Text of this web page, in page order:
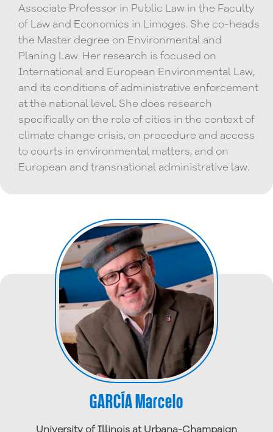
Associate Professor in Public Law in the Faculty
of Law and Economics in Limoges. She co-heads
the Master degree on Environmental and
Planing Law. Her research is focused on
International and European Environmental Law,
and its conditions of administrative enforcement
at the national level. She does research
specifically on the role of cities in the context of
climate change crisis, on procedure and access
to courts in environmental matters, and on
European and transnational administrative law.
GARCÍA Marcelo